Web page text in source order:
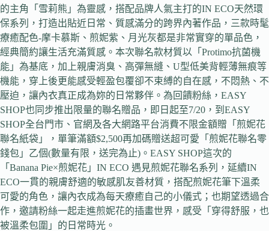
的主角「雪莉熊」為靈感，搭配品牌人氣主打的IN ECO天然環
保系列，打造出貼近日常、質感滿分的跨界內著作品，三款時髦
療癒配色-摩卡慕斯、煎妮紫、月光灰都是非常實穿的單品色，
經典簡約讓生活充滿質感。本次聯名款材質以「Protimo抗菌機
能」為基底，加上親膚消臭、高彈無縫、U型低美背輕薄無痕等
機能，穿上後更能感受輕盈包覆卻不束縛的自在感，不悶熱、不
壓迫，讓內衣真正成為妳的日常夥伴。為回饋粉絲，EASY
SHOP也同步推出限量的聯名贈品，即日起至7/20，到EASY
SHOP全台門市、官網及各大網路平台消費不限金額贈「煎妮花
聯名紙袋」，單筆滿額$2,500再加碼贈送超可愛「煎妮花聯名零
錢包」乙個(數量有限，送完為止)。EASY SHOP這次的
「Banana Pie×煎妮花」IN ECO 遇見煎妮花聯名系列，延續IN
ECO一貫的親膚舒適的敏感肌友善材質，搭配煎妮花筆下溫柔
可愛的角色，讓內衣成為每天療癒自己的小儀式；也期望透過合
作，邀請粉絲一起走進煎妮花的插畫世界，感受「穿得舒服，也
被溫柔包圍」的日常時光。